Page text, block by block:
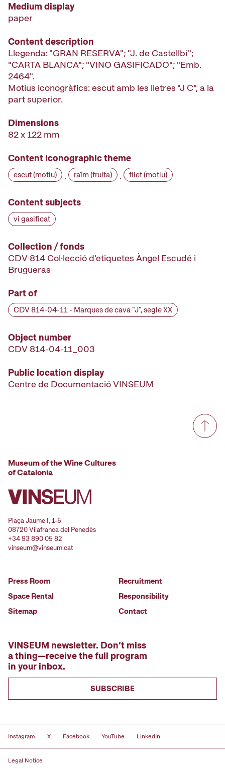
Medium display
paper
Content description
Llegenda: "GRAN RESERVA"; "J. de Castellbí";
"CARTA BLANCA"; "VINO GASIFICADO"; "Emb.
2464".
Motius iconogràfics: escut amb les lletres "J C", a la
part superior.
Dimensions
82 x 122 mm
Content iconographic theme
escut (motiu) · raïm (fruita) · filet (motiu)
Content subjects
vi gasificat
Collection / fonds
CDV 814 Col·lecció d'etiquetes Àngel Escudé i
Brugueras
Part of
CDV 814-04-11 - Marques de cava "J", segle XX
Object number
CDV 814-04-11_003
Public location display
Centre de Documentació VINSEUM
Museum of the Wine Cultures
of Catalonia
Plaça Jaume I, 1-5
08720 Vilafranca del Penedès
+34 93 890 05 82
vinseum@vinseum.cat
Press Room
Space Rental
Sitemap
Recruitment
Responsibility
Contact
VINSEUM newsletter. Don’t miss
a thing—receive the full program
in your inbox.
SUBSCRIBE
Instagram X Facebook YouTube LinkedIn
Legal Notice